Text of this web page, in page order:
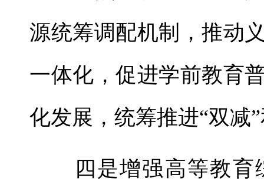
源统筹调配机制，推动
一体化，促进学前教育
化发展，统筹推进“双减
四是增强高等教育